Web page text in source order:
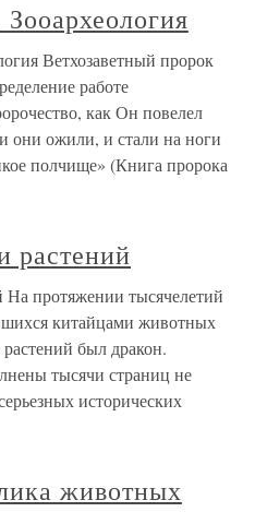
Ветхозаветный пророк
работе
как Он повелел
ожили, и стали на ноги
полчище» (Книга пророка
растений
протяжении тысячелетий
китайцами животных
был дракон.
тысячи страниц не
исторических
животных